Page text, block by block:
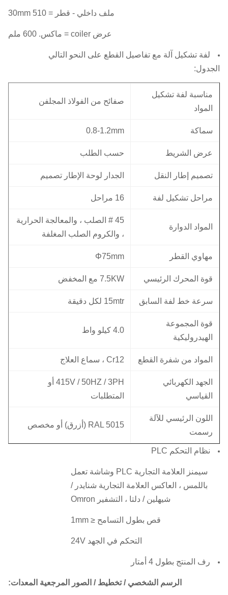
ملف داخلي - قطر = 510 30mm
عرض coiler = ماكس. 600 ملم
لفة تشكيل آلة مع تفاصيل القطع على النحو التالي
الجدول:
مناسبة لفة تشكيل
المواد
صفائح من الفولاذ المجلفن
سماكة 0.8-1.2mm
عرض الشريط حسب الطلب
تصميم إطار النقل الجدار لوحة الإطار تصميم
مراحل تشكيل لفة 16 مراحل
المواد الدوارة
45 # الصلب ، والمعالجة الحرارية
، والكروم الصلب المغلفة
مهاوي القطر Φ75mm
قوة المحرك الرئيسي 7.5KW مع المخفض
سرعة خط لفة السابق 15mtr لكل دقيقة
قوة المجموعة
الهيدروليكية
4.0 كيلو واط
المواد من شفرة القطع Cr12 ، سماع العلاج
الجهد الكهربائي
القياسي
415V / 50HZ / 3PH أو
المتطلبات
اللون الرئيسي للآلة
رسمت
RAL 5015 (أزرق) أو مخصص
نظام التحكم PLC
سيمنز العلامة التجارية PLC وشاشة تعمل
باللمس ، العاكس العلامة التجارية شنايدر /
شيهلين / دلتا ، التشفير Omron
قص بطول التسامح ≤ 1mm
التحكم في الجهد 24V
رف المنتج بطول 4 أمتار
الرسم الشخصي / تخطيط / الصور المرجعية المعدات: